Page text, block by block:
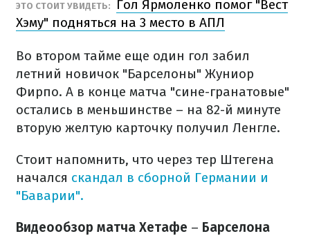
ЭТО СТОИТ УВИДЕТЬ:
Гол Ярмоленко помог "Вест
Хэму" подняться на 3 место в АПЛ
Во втором тайме еще один гол забил
летний новичок "Барселоны" Жуниор
Фирпо. А в конце матча "сине-гранатовые"
остались в меньшинстве – на 82-й минуте
вторую желтую карточку получил Ленгле.
Стоит напомнить, что через тер Штегена
начался скандал в сборной Германии и
"Баварии".
Видеообзор матча Хетафе – Барселона